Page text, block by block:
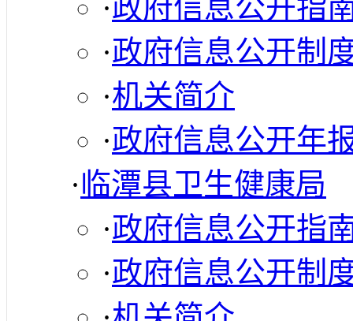
·政府信息公开指
·政府信息公开制
·机关简介
·政府信息公开年
·临潭县卫生健康局
·政府信息公开指
·政府信息公开制